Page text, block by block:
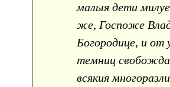
малыя дети
же, Госпоже
Богородице, и от
темниц
всякия